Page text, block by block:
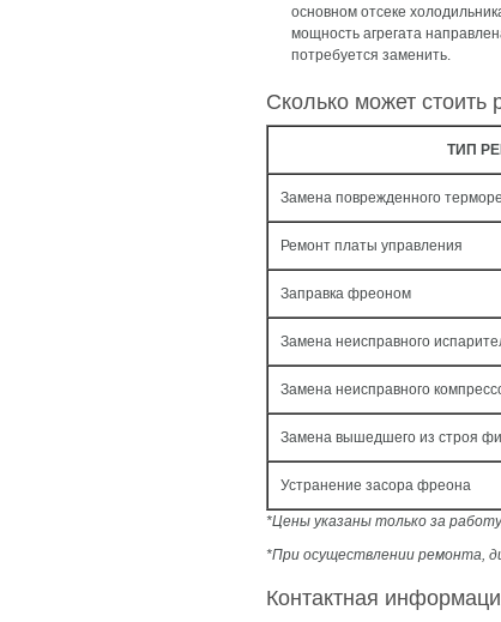
основном отсеке
мощность агрегата
потребуется заменить.
Сколько может стоить
ТИП
Замена поврежденного
Ремонт платы управления
Заправка фреоном
Замена неисправного
Замена неисправного
Замена вышедшего из строя
Устранение засора фреона
*Цены указаны только за
*При осуществлении ремонта,
Контактная